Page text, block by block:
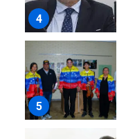
4
5